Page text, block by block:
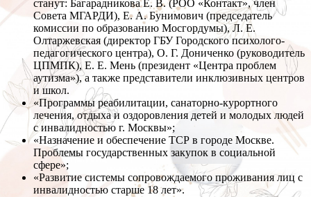
станут: Багарадникова Е. В. (РОО «Контакт», член
Совета МГАРДИ), Е. А. Бунимович (председатель
комиссии по образованию Мосгордумы), Л. Е.
Олтаржевская (директор ГБУ Городского психолого-
педагогического центра), О. Г. Дониченко (руководитель
ЦПМПК), Е. Е. Мень (президент «Центра проблем
аутизма»), а также представители инклюзивных центров
и школ.
«Программы реабилитации, санаторно-курортного
лечения, отдыха и оздоровления детей и молодых людей
с инвалидностью г. Москвы»;
«Назначение и обеспечение ТСР в городе Москве.
Проблемы государственных закупок в социальной
сфере»;
«Развитие системы сопровождаемого проживания лиц с
инвалидностью старше 18 лет».